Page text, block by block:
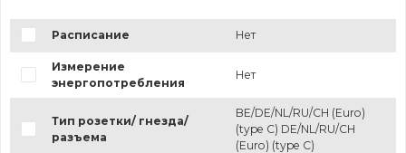
Расписание Нет
Измерение
энергопотребления
Нет
Тип розетки/ гнезда/
разъема
BE/DE/NL/RU/CH (Euro)
(type C) DE/NL/RU/CH
(Euro) (type C)